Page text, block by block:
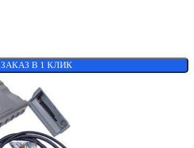
ЗАКАЗ В 1 КЛИК